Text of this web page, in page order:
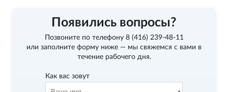
Появились вопросы?
Позвоните по телефону 8 (416) 239-48-11
или заполните форму ниже — мы свяжемся с вами в
течение рабочего дня.
Как вас зовут